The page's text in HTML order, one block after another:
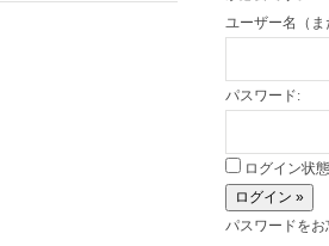
ユーザー名（
パスワード:
ログイン状
パスワードをお